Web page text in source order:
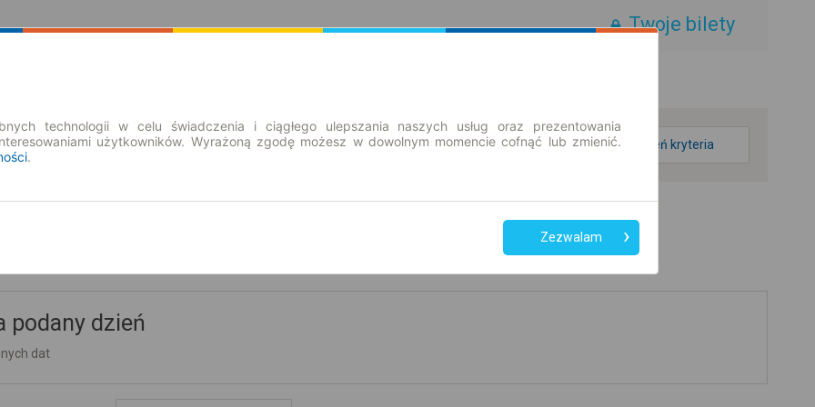
Twoje bilety
zmień kryteria
podany dzień
dat
technologii w celu świadczenia i ciągłego ulepszania naszych usług oraz prezentowania
użytkowników. Wyrażoną zgodę możesz w dowolnym momencie cofnąć lub zmienić.
.
Zezwalam